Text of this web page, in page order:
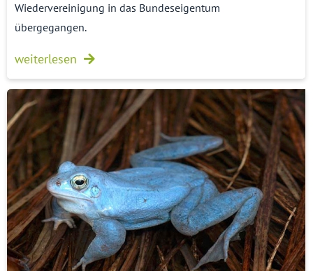
Wiedervereinigung in das Bundeseigentum
übergegangen.
weiterlesen